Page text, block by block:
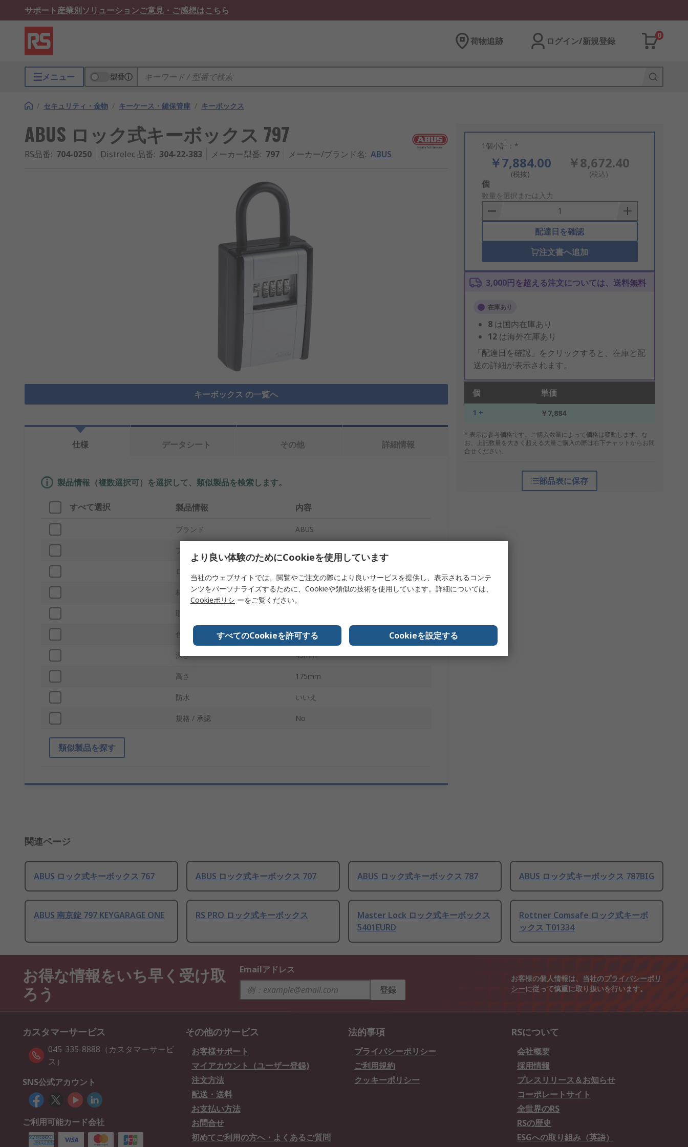
サポート産業別ソリューションご意見・ご感想はこちら
荷物追跡 ログイン/新規登録
0
メニュー 型番
/ セキュリティ・金物 / キーケース・鍵保管庫 / キーボックス
ABUS ロック式キーボックス 797
RS品番: 704-0250 Distrelec 品番: 304-22-383 メーカー型番: 797 メーカー/ブランド名: ABUS
キーボックス の一覧へ
1個小計：*
￥7,884.00
(税抜)
￥8,672.40
(税込)
Add
to
Basket
個
数量を選択または入力
配達日を確認
注文書へ追加
3,000円を超える注文については、送料無料
在庫あり
8 は国内在庫あり
12 は海外在庫あり
「配達日を確認」をクリックすると、在庫と配
送の詳細が表示されます。
個 単価
1 + ￥7,884
* 表示は参考価格です。ご購入数量によって価格は変動します。な
お、上記数量を大きく超える大量ご購入の際は右下チャットからお問
合せください。
部品表に保存
仕様 データシート その他 詳細情報
製品情報（複数選択可）を選択して、類似製品を検索します。
すべて選択 製品情報 内容
ブランド ABUS
プロダクトタイプ
ロックタイプ
材質 亜鉛
取付タイプ
色 黒, 銀
深さ 43mm
高さ 175mm
防水 いいえ
規格 / 承認 No
類似製品を探す
関連ページ
ABUS ロック式キーボックス 767 ABUS ロック式キーボックス 707 ABUS ロック式キーボックス 787 ABUS ロック式キーボックス 787BIG
ABUS 南京錠 797 KEYGARAGE ONE RS PRO ロック式キーボックス
Master Lock ロック式キーボックス
5401EURD
Rottner Comsafe ロック式キーボ
ックス T01334
お得な情報をいち早く受け取
ろう
Emailアドレス
登録
お客様の個人情報は、当社のプライバシーポリ
シーに従って慎重に取り扱いを行います。
カスタマーサービス
045-335-8888（カスタマーサービ
ス）
SNS公式アカウント
ご利用可能カード会社
その他のサービス
お客様サポート
マイアカウント（ユーザー登録)
注文方法
配送・送料
お支払い方法
お問合せ
初めてご利用の方へ・よくあるご質問
法的事項
プライバシーポリシー
ご利用規約
クッキーポリシー
RSについて
会社概要
採用情報
プレスリリース＆お知らせ
コーポレートサイト
全世界のRS
RSの歴史
ESGへの取り組み（英語）
より良い体験のためにCookieを使用しています
当社のウェブサイトでは、閲覧やご注文の際により良いサービスを提供し、表示されるコンテ
ンツをパーソナライズするために、Cookieや類似の技術を使用しています。詳細については、
Cookieポリシ ーをご覧ください。
すべてのCookieを許可する Cookieを設定する